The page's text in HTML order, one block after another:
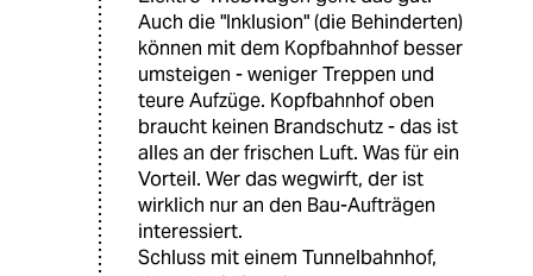
Auch die "Inklusion" (die Behinderten)
können mit dem Kopfbahnhof besser
umsteigen - weniger Treppen und
teure Aufzüge. Kopfbahnhof oben
braucht keinen Brandschutz - das ist
alles an der frischen Luft. Was für ein
Vorteil. Wer das wegwirft, der ist
wirklich nur an den Bau-Aufträgen
interessiert.
Schluss mit einem Tunnelbahnhof,